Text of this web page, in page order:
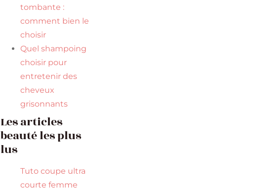
tombante :
comment bien le
choisir
Quel shampoing
choisir pour
entretenir des
cheveux
grisonnants
Les articles
beauté les plus
lus
Tuto coupe ultra
courte femme